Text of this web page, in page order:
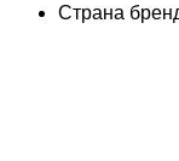
Страна